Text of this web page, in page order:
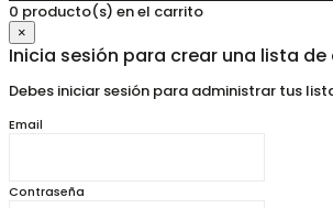
0 producto(s) en el carrito
×
Inicia sesión para crear una lista de
Debes iniciar sesión para administrar tus
Email
Contraseña